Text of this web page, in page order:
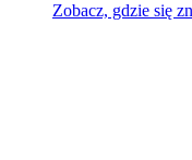
Zobacz, gdzie się